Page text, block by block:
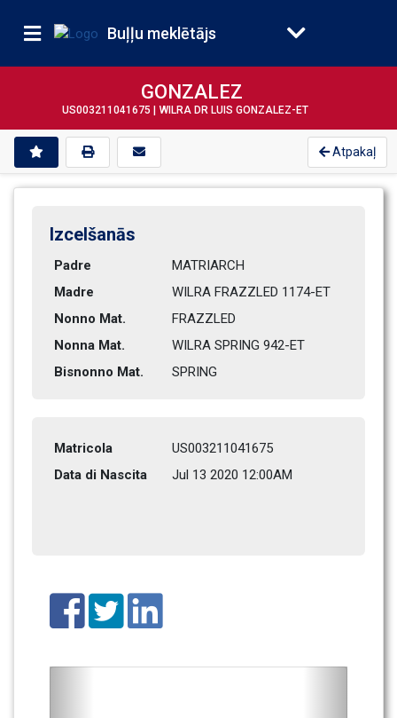
Buļļu meklētājs
GONZALEZ
US003211041675 | WILRA DR LUIS GONZALEZ-ET
Atpakaļ
Izcelšanās
Padre
MATRIARCH
Madre
WILRA FRAZZLED 1174-ET
Nonno Mat.
FRAZZLED
Nonna Mat.
WILRA SPRING 942-ET
Bisnonno Mat.
SPRING
Matricola
US003211041675
Data di Nascita
Jul 13 2020 12:00AM